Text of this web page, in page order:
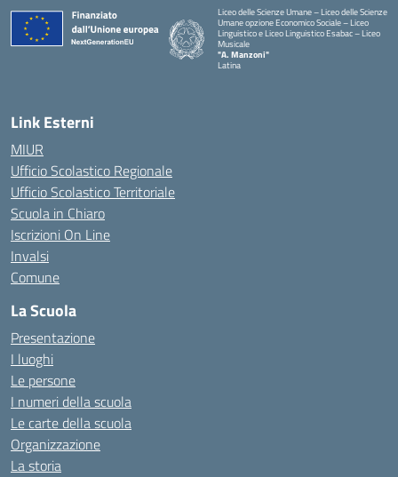
Liceo delle Scienze Umane – Liceo delle Scienze
Umane opzione Economico Sociale – Liceo
Linguistico e Liceo Linguistico Esabac – Liceo
Musicale
"A. Manzoni"
Latina
Link Esterni
MIUR
Ufficio Scolastico Regionale
Ufficio Scolastico Territoriale
Scuola in Chiaro
Iscrizioni On Line
Invalsi
Comune
La Scuola
Presentazione
I luoghi
Le persone
I numeri della scuola
Le carte della scuola
Organizzazione
La storia